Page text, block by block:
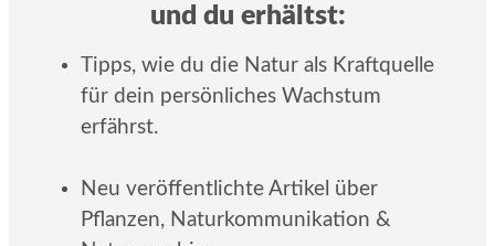
und du erhältst:
Tipps, wie du die Natur als Kraftquelle
für dein persönliches Wachstum
erfährst.
Neu veröffentlichte Artikel über
Pflanzen, Naturkommunikation &